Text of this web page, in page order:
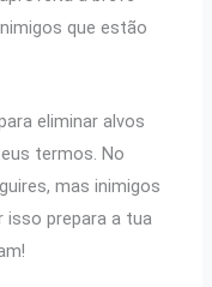
que estão
eliminar alvos
termos. No
mas inimigos
isso prepara a tua